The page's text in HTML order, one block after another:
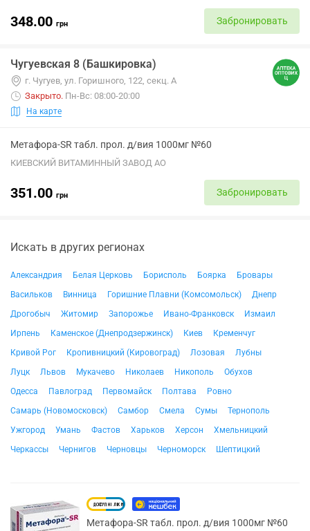
348.00 грн Забронировать
Чугуевская 8 (Башкировка)
г. Чугуев, ул. Горишного, 122, секц. А
Закрыто. Пн-Вс: 08:00-20:00
На карте
Метафора-SR табл. прол. д/вия 1000мг №60
КИЕВСКИЙ ВИТАМИННЫЙ ЗАВОД АО
351.00 грн Забронировать
Искать в других регионах
Александрия Белая Церковь Борисполь Боярка
Бровары
Васильков
Винница Горишние Плавни (Комсомольск)
Днепр
Дрогобыч
Житомир Запорожье Ивано-Франковск
Измаил
Ирпень
Каменское (Днепродзержинск) Киев
Кременчуг
Кривой Рог
Кропивницкий (Кировоград) Лозовая
Лубны
Луцк
Львов Мукачево Николаев Никополь
Обухов
Одесса
Павлоград Первомайск Полтава
Ровно
Самарь (Новомосковск)
Самбор Смела Сумы
Тернополь
Ужгород
Умань Фастов Харьков Херсон
Хмельницкий
Черкассы
Чернигов Черновцы Черноморск Шептицкий
Метафора-SR табл. прол. д/вия 1000мг №60